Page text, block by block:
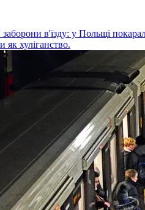
заборони в'їзду: у Польщі
як хуліганство.